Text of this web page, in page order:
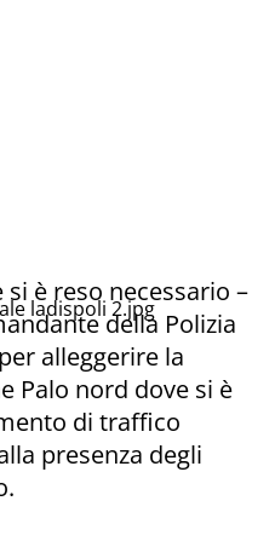
ladispoli 2.jpg
è reso necessario –
della Polizia
alleggerire la
Palo nord dove si è
di traffico
presenza degli